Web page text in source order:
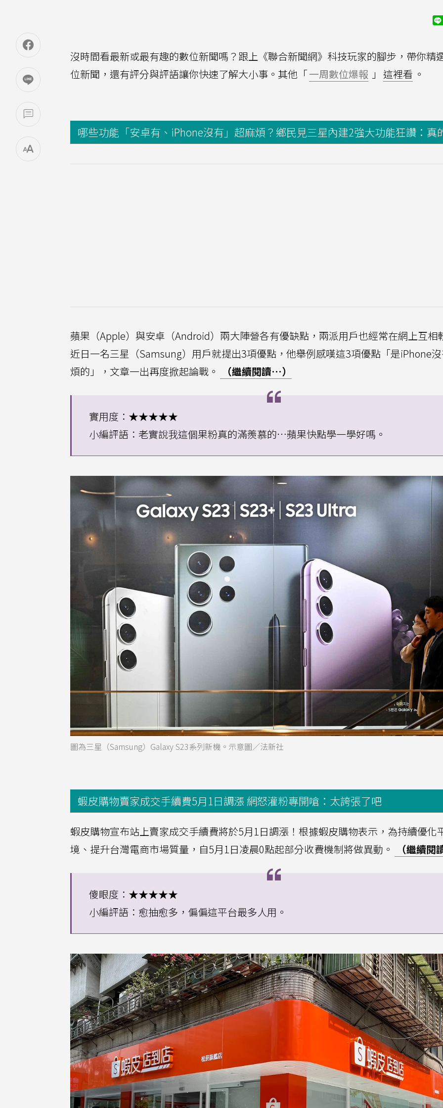
沒時間看最新或最有趣的數位新聞嗎？跟上《聯合新聞網》科技玩家的腳步，帶你精
位新聞，還有評分與評語讓你快速了解大小事。其他「一周數位爆報 」 這裡看 。
哪些功能「安卓有、iPhone沒有」超麻煩？鄉民見三星內建2強大功能狂讚：真
蘋果（Apple）與安卓（Android）兩大陣營各有優缺點，兩派用戶也經常在網上互相
近日一名三星（Samsung）用戶就提出3項優點，他舉例感嘆這3項優點「是iPhone
煩的」，文章一出再度掀起論戰。
（繼續閱讀…）
實用度：★★★★★
小編評語：老實說我這個果粉真的滿羨慕的…蘋果快點學一學好嗎。
圖為三星（Samsung）Galaxy S23系列新機。示意圖／法新社
蝦皮購物賣家成交手續費5月1日調漲 網怒灌粉專開嗆：太誇張了吧
蝦皮購物宣布站上賣家成交手續費將於5月1日調漲！根據蝦皮購物表示，為持續優化
境、提升台灣電商市場質量，自5月1日凌晨0點起部分收費機制將做異動。
（繼續閱
傻眼度：★★★★★
小編評語：愈抽愈多，偏偏這平台最多人用。